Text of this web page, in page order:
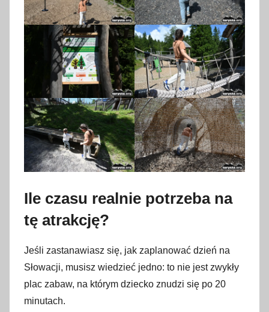
Ile czasu realnie potrzeba na
tę atrakcję?
Jeśli zastanawiasz się, jak zaplanować dzień na
Słowacji, musisz wiedzieć jedno: to nie jest zwykły
plac zabaw, na którym dziecko znudzi się po 20
minutach.